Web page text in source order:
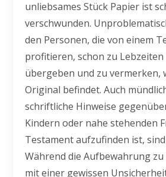
unliebsames Stück Papier ist
verschwunden.
den Personen, die von einem
profitieren, schon zu Lebzeiten
übergeben und zu vermerken,
Original befindet. Auch
schriftliche Hinweise
Kindern oder nahe stehenden
Testament aufzufinden ist,
Während die Aufbewahrung
mit einer gewissen